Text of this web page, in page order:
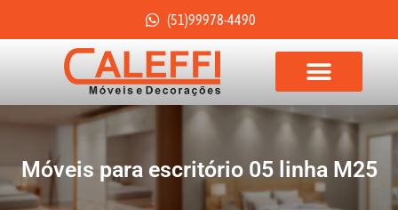
(51)99978-4490
Móveis para escritório 05 linha M25